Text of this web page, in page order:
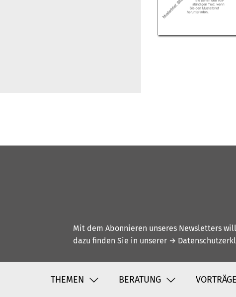
Mit dem Abonnieren unseres Newsletters
dazu finden Sie in unserer →
THEMEN BERATUNG VORTRÄGE